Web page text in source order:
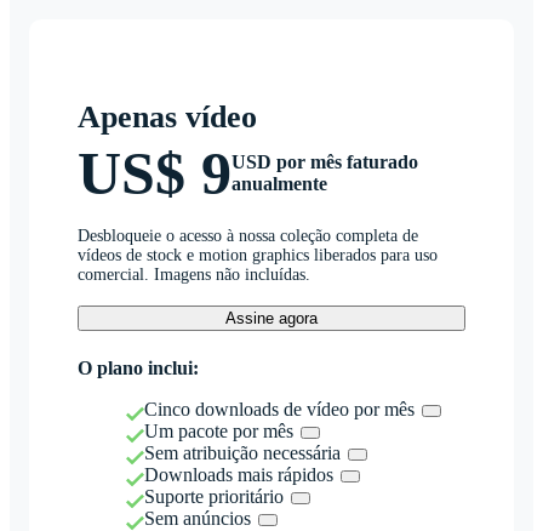
Apenas vídeo
US$ 9USD por mês faturado
anualmente
Desbloqueie o acesso à nossa coleção completa de
vídeos de stock e motion graphics liberados para uso
comercial. Imagens não incluídas.
Assine agora
O plano inclui:
Cinco downloads de vídeo por mês
Um pacote por mês
Sem atribuição necessária
Downloads mais rápidos
Suporte prioritário
Sem anúncios